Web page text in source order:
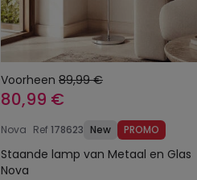
Voorheen 89,99 €
80,99 €
Nova Ref178623 New PROMO
Staande lamp van Metaal en Glas
Nova